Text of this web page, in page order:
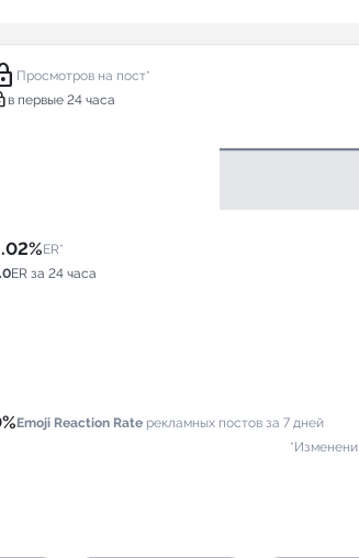
Просмотров на пост*
в первые 24 часа
ER*
ER за 24 часа
Emoji Reaction Rate рекламных постов за 7 дней